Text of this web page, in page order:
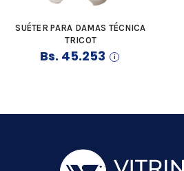
COMPRAR
SUÉTER PARA DAMAS TÉCNICA
TRICOT
Bs. 45.253